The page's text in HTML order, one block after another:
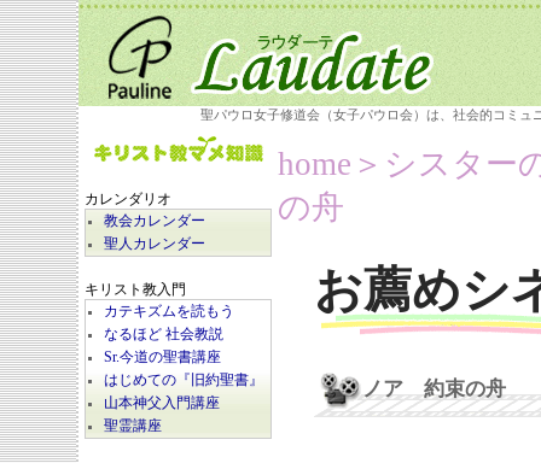
聖パウロ女子修道会（女子パウロ会）は、社会的コミ
カレンダリオ
教会カレンダー
聖人カレンダー
キリスト教入門
カテキズムを読もう
なるほど 社会教説
Sr.今道の聖書講座
はじめての『旧約聖書』
山本神父入門講座
聖霊講座
home ＞シスター
の舟
お薦めシ
ノア 約束の舟